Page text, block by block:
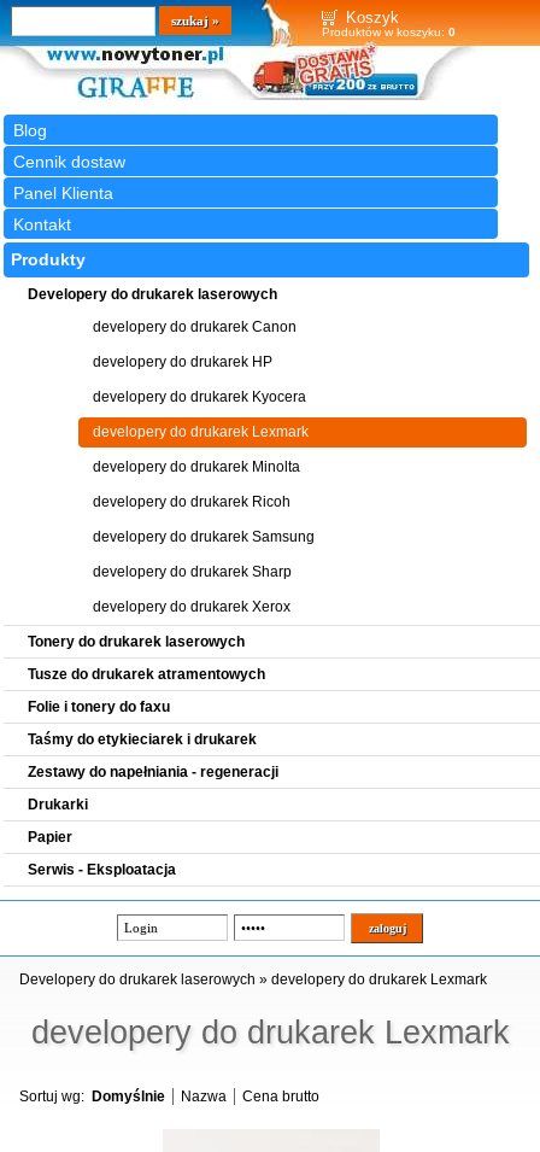
Koszyk
Produktów w koszyku: 0
Blog
Cennik dostaw
Panel Klienta
Kontakt
Wyszukiwarka
szukaj
Produkty
Developery do drukarek laserowych
developery do drukarek Canon
developery do drukarek HP
developery do drukarek Kyocera
developery do drukarek Lexmark
developery do drukarek Minolta
developery do drukarek Ricoh
developery do drukarek Samsung
developery do drukarek Sharp
developery do drukarek Xerox
Tonery do drukarek laserowych
Tusze do drukarek atramentowych
Folie i tonery do faxu
Taśmy do etykieciarek i drukarek
Zestawy do napełniania - regeneracji
Drukarki
Papier
Serwis - Eksploatacja
developery do drukarek Lexmark
Developery do drukarek laserowych »developery do drukarek Lexmark
Sortuj wg: Domyślnie Nazwa Cena brutto